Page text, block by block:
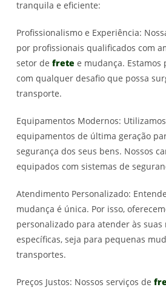
tranquila e eficiente:
Profissionalismo e Experiência:
por profissionais qualificados com
setor defrete e mudança.
com qualquer desafio que possa
transporte.
Equipamentos Modernos:
equipamentos de última geração
segurança dos seus bens. Nossos
equipados com sistemas de
Atendimento Personalizado:
mudança é única. Por isso,
personalizado para atender às suas
específicas, seja para pequenas
transportes.
Preços Justos: Nossos serviços de